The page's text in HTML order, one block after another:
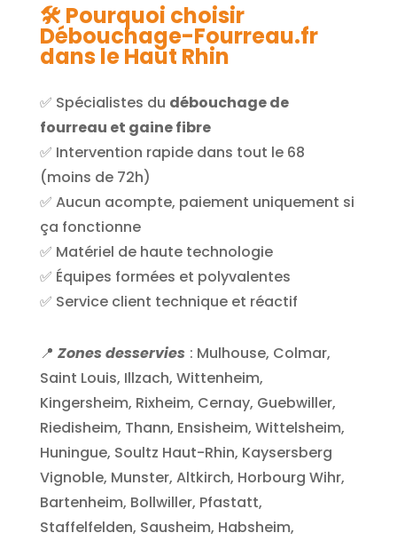
🛠️ Pourquoi choisir
Débouchage-Fourreau.fr
dans le Haut Rhin
✅ Spécialistes du débouchage de
fourreau et gaine fibre
✅ Intervention rapide dans tout le 68
(moins de 72h)
✅ Aucun acompte, paiement uniquement si
ça fonctionne
✅ Matériel de haute technologie
✅ Équipes formées et polyvalentes
✅ Service client technique et réactif
📍 Zones desservies : Mulhouse, Colmar,
Saint Louis, Illzach, Wittenheim,
Kingersheim, Rixheim, Cernay, Guebwiller,
Riedisheim, Thann, Ensisheim, Wittelsheim,
Huningue, Soultz Haut-Rhin, Kaysersberg
Vignoble, Munster, Altkirch, Horbourg Wihr,
Bartenheim, Bollwiller, Pfastatt,
Staffelfelden, Sausheim, Habsheim,